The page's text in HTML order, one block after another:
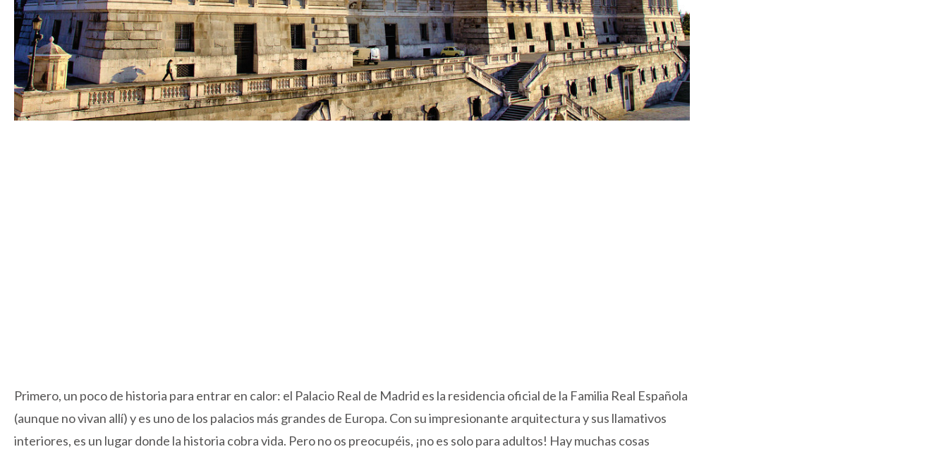
Primero, un poco de historia para entrar en calor: el Palacio Real de Madrid es la residencia oficial de la Familia Real Española
(aunque no vivan allí) y es uno de los palacios más grandes de Europa. Con su impresionante arquitectura y sus llamativos
interiores, es un lugar donde la historia cobra vida. Pero no os preocupéis, ¡no es solo para adultos! Hay muchas cosas